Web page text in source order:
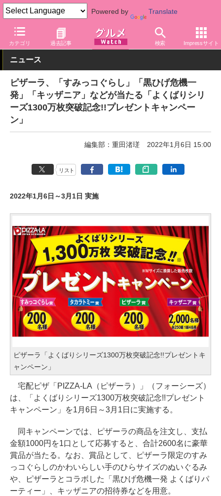
Powered by Translate
カテゴリ 過去記事 検索 Impressサイト
グルメ Watch サービス デリバリー
ニュース
ピザーラ、「すみっコぐらし」「黒ひげ危機一
発」「キッザニア」などが当たる「よくばりシリ
ーズ1300万枚突破記念!!プレゼントキャンペー
ン」
編集部：重田渚瑳 2022年1月6日 15:00
リスト
2022年1月6日～3月1日 実施
ピザーラ「よくばりシリーズ1300万枚突破記念!!プレゼントキ
ャンペーン」
宅配ピザ「PIZZA-LA（ピザーラ）」（フォーシーズ）
は、「よくばりシリーズ1300万枚突破記念!!プレゼント
キャンペーン」を1月6日～3月1日に実施する。
同キャンペーンでは、ピザーラの商品を注文し、支払
金額1000円を1口として応募すると、合計2600名に豪華
賞品が当たる。なお、賞品として、ピザーラ限定のすみ
っコぐらしのかわいらしい手のひらサイズのぬいぐるみ
や、ピザーラとコラボした「黒ひげ危機一発 よくばりパ
ーティー」、キッザニアの招待券などを用意。